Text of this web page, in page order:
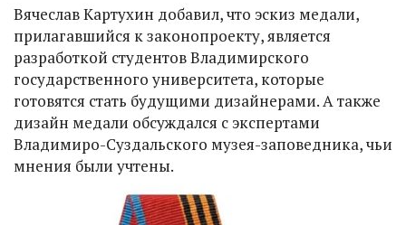
Вячеслав Картухин добавил, что эскиз медали,
прилагавшийся к законопроекту, является
разработкой студентов Владимирского
государственного университета, которые
готовятся стать будущими дизайнерами. А также
дизайн медали обсуждался с экспертами
Владимиро-Суздальского музея-заповедника, чьи
мнения были учтены.